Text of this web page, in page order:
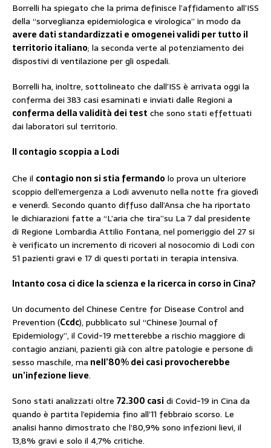
Borrelli ha spiegato che la prima definisce l’affidamento all’ISS
della “sorveglianza epidemiologica e virologica” in modo da
avere dati standardizzati e omogenei validi per tutto il
territorio italiano; la seconda verte al potenziamento dei
dispostivi di ventilazione per gli ospedali.
Borrelli ha, inoltre, sottolineato che dall’ISS è arrivata oggi la
conferma dei 383 casi esaminati e inviati dalle Regioni a
conferma della validità dei test che sono stati effettuati
dai laboratori sul territorio.
Il contagio scoppia a Lodi
Che il contagio non si stia fermando lo prova un ulteriore
scoppio dell’emergenza a Lodi avvenuto nella notte fra giovedì
e venerdì. Secondo quanto diffuso dall’Ansa che ha riportato
le dichiarazioni fatte a “L’aria che tira”su La 7 dal presidente
di Regione Lombardia Attilio Fontana, nel pomeriggio del 27 si
è verificato un incremento di ricoveri al nosocomio di Lodi con
51 pazienti gravi e 17 di questi portati in terapia intensiva.
Intanto cosa ci dice la scienza e la ricerca in corso in Cina?
Un documento del Chinese Centre for Disease Control and
Prevention (Ccdc), pubblicato sul “Chinese Journal of
Epidemiology”, il Covid-19 metterebbe a rischio maggiore di
contagio anziani, pazienti già con altre patologie e persone di
sesso maschile, ma nell’80% dei casi provocherebbe
un’infezione lieve.
Sono stati analizzati oltre 72.300 casidi Covid-19 in Cina da
quando è partita l’epidemia fino all’11 febbraio scorso. Le
analisi hanno dimostrato che l’80,9% sono infezioni lievi, il
13,8% gravi e solo il 4,7% critiche.